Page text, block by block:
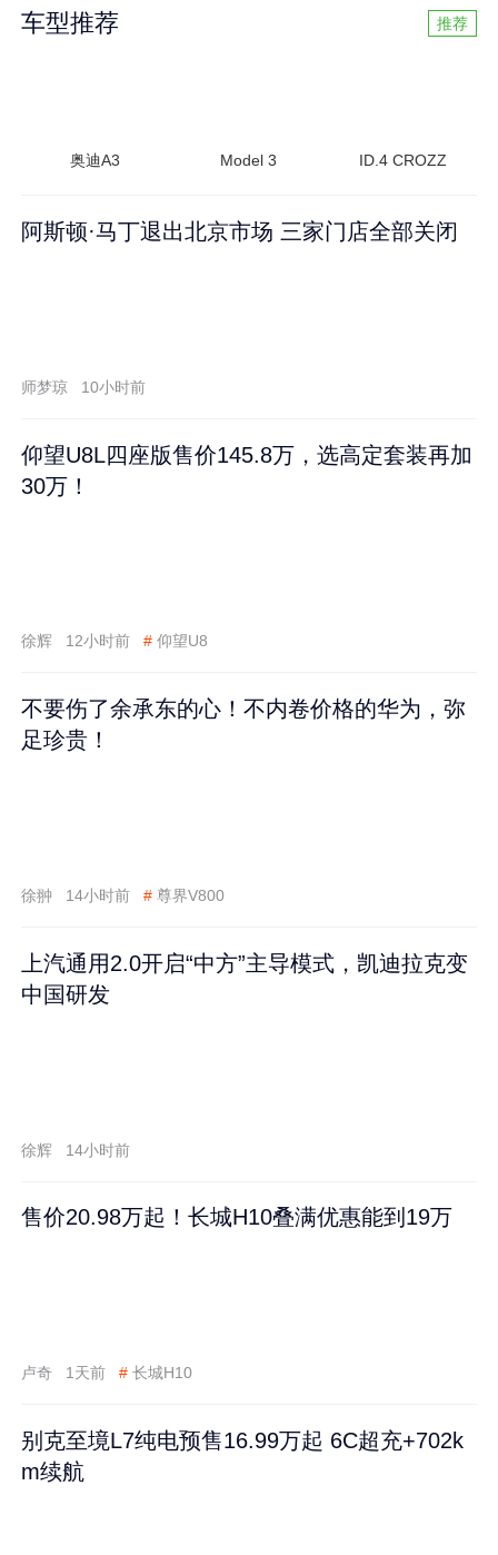
车型推荐 推荐
奥迪A3 Model 3 ID.4 CROZZ
阿斯顿·马丁退出北京市场 三家门店全部关闭
师梦琼 10小时前
仰望U8L四座版售价145.8万，选高定套装再加
30万！
徐辉 12小时前 # 仰望U8
不要伤了余承东的心！不内卷价格的华为，弥
足珍贵！
徐翀 14小时前 # 尊界V800
上汽通用2.0开启“中方”主导模式，凯迪拉克变
中国研发
徐辉 14小时前
售价20.98万起！长城H10叠满优惠能到19万
卢奇 1天前 # 长城H10
别克至境L7纯电预售16.99万起 6C超充+702k
m续航